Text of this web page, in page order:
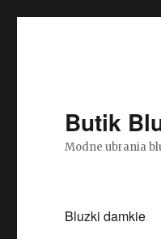
Butik
Modne ubrania
Bluzki damkie